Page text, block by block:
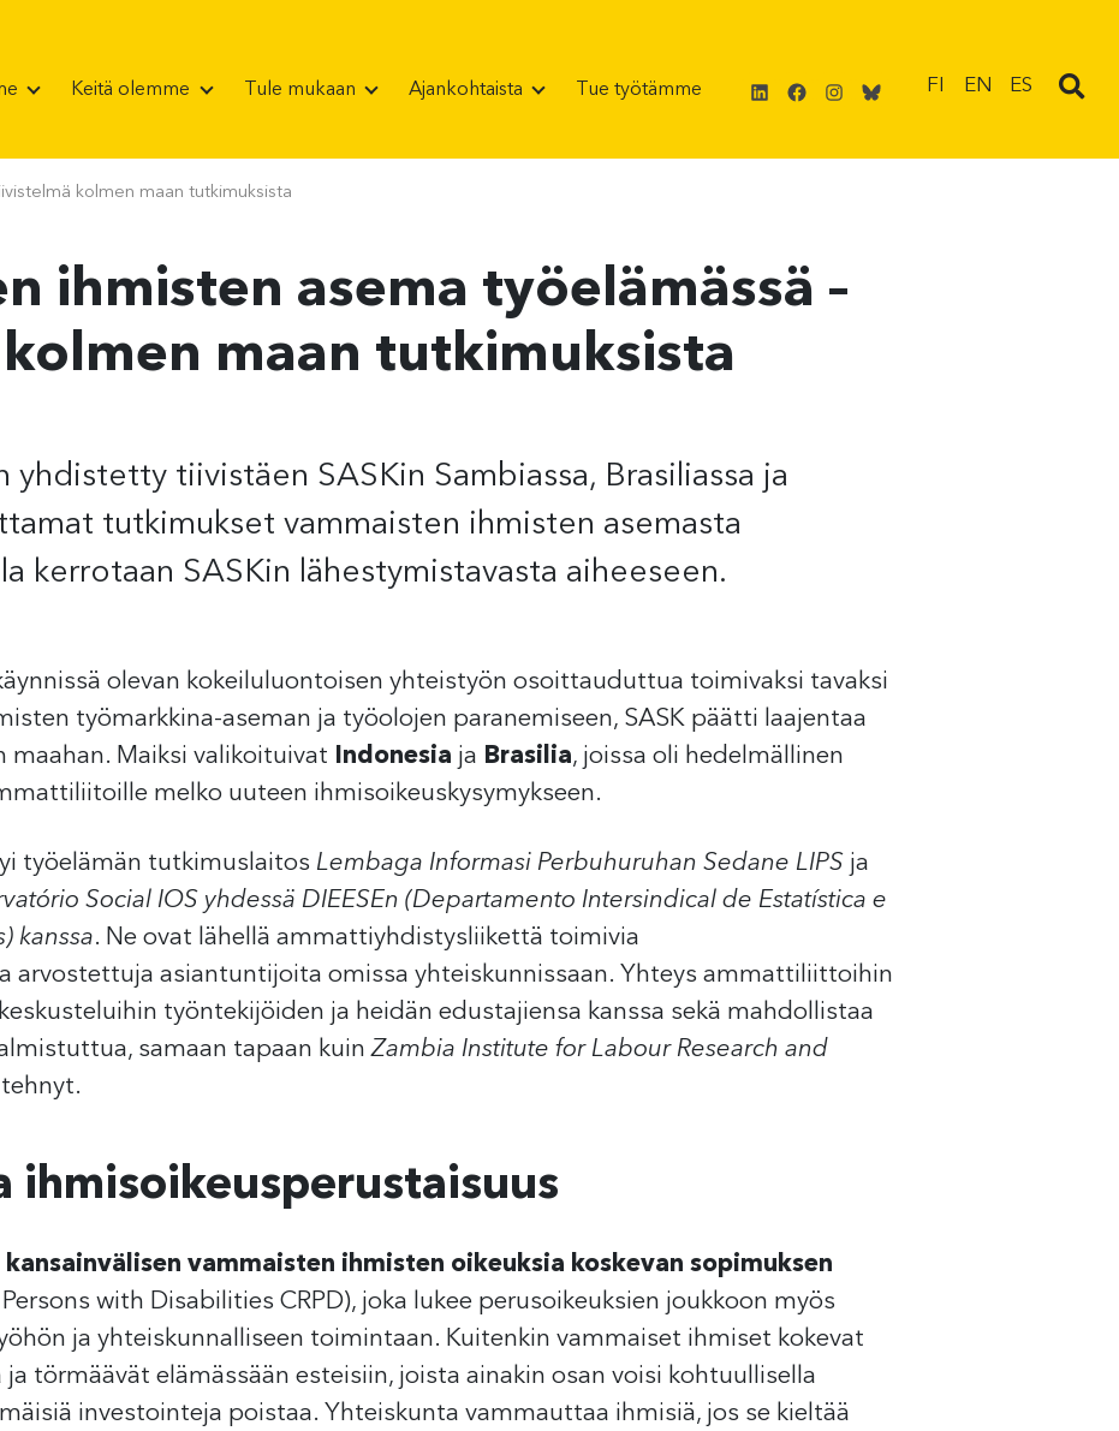
Keitä olemme Tule mukaan Ajankohtaista Tue työtämme LinkedIn
Facebook
Instagram
Bluesky
FI EN ES
kolmen maan tutkimuksista
ihmisten asema työelämässä –
maan tutkimuksista
yhdistetty tiivistäen SASKin Sambiassa, Brasiliassa ja
tutkimukset vammaisten ihmisten asemasta
kerrotaan SASKin lähestymistavasta aiheeseen.
olevan kokeiluluontoisen yhteistyön osoittauduttua toimivaksi tavaksi
työmarkkina-aseman ja työolojen paranemiseen, SASK päätti laajentaa
Maiksi valikoituivat
Indonesia ja Brasilia, joissa oli hedelmällinen
melko uuteen ihmisoikeuskysymykseen.
työelämän tutkimuslaitos Lembaga Informasi Perbuhuruhan Sedane LIPS ja
Social IOS yhdessä DIEESEn (Departamento Intersindical de Estatística e
kanssa. Ne ovat lähellä ammattiyhdistysliikettä toimivia
arvostettuja asiantuntijoita omissa yhteiskunnissaan. Yhteys ammattiliittoihin
työntekijöiden ja heidän edustajiensa kanssa sekä mahdollistaa
samaan tapaan kuinZambia Institute for Labour Research and
ihmisoikeusperustaisuus
kansainvälisen vammaisten ihmisten oikeuksia koskevan sopimuksen
with Disabilities CRPD), joka lukee perusoikeuksien joukkoon myös
ja yhteiskunnalliseen toimintaan. Kuitenkin vammaiset ihmiset kokevat
törmäävät elämässään esteisiin, joista ainakin osan voisi kohtuullisella
investointeja poistaa. Yhteiskunta vammauttaa ihmisiä, jos se kieltää